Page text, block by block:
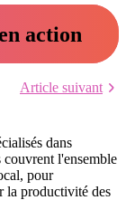
action
Article suivant
dans
l'ensemble
pour
la productivité des